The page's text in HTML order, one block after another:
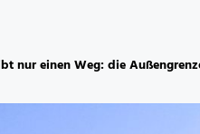
nur einen Weg: die